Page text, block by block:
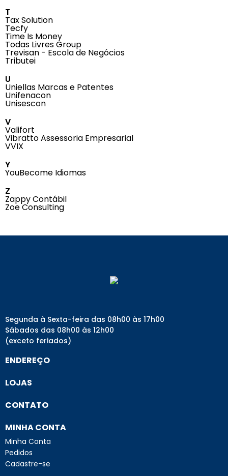
T
Tax Solution
Tecfy
Time Is Money
Todas Livres Group
Trevisan - Escola de Negócios
Tributei
U
Uniellas Marcas e Patentes
Unifenacon
Unisescon
V
Valifort
Vibratto Assessoria Empresarial
VVIX
Y
YouBecome Idiomas
Z
Zappy Contábil
Zoe Consulting
Segunda à Sexta-feira das 08h00 às 17h00
Sábados das 08h00 às 12h00
(exceto feriados)
ENDEREÇO
LOJAS
CONTATO
MINHA CONTA
Minha Conta
Pedidos
Cadastre-se